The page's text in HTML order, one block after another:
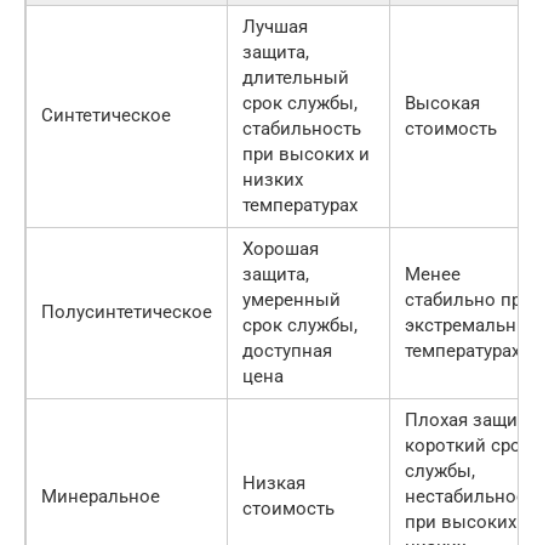
Синтетическое
Лучшая
защита,
длительный
срок службы,
стабильность
при высоких и
низких
температурах
Высокая
стоимость
Полусинтетическое
Хорошая
защита,
умеренный
срок службы,
доступная
цена
Менее
стабильно при
экстремальных
температурах
Минеральное
Низкая
стоимость
Плохая защита,
короткий срок
службы,
нестабильность
при высоких и